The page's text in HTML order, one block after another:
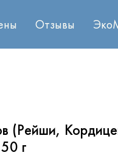
Отзывы
(Рейши,
г